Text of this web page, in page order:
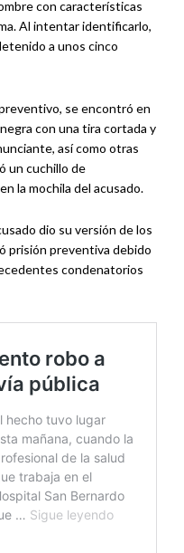
con características
Al intentar identificarlo,
a unos cinco
se encontró en
con una tira cortada y
así como otras
un cuchillo de
la mochila del acusado.
dio su versión de los
prisión preventiva debido
condenatorios